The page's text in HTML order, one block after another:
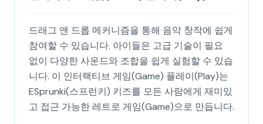
드래그 앤 드롭 메커니즘을 통해 음악 창작에 쉽게
참여할 수 있습니다. 아이들은 고급 기술이 필요
없이 다양한 사운드와 조합을 쉽게 실험할 수 있습
니다. 이 인터랙티브 게임(Game) 플레이(Play)는
ESprunki(스프런키) 키즈를 모든 사람에게 재미있
고 접근 가능한 레트로 게임(Game)으로 만듭니다.